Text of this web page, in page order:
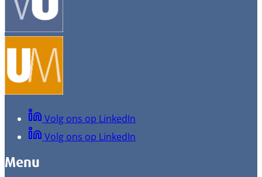
Volg ons op LinkedIn
Volg ons op LinkedIn
Menu